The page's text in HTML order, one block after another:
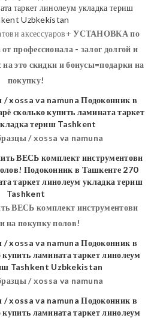
аксессуаров+УСТАНОВКАпо
профессионала - залог долгой и
это скидки и бонусы=подарки на
покупку!
/ xossa va namuna
ВЕСЬ комплект инструментови
на покупку полов!
/ xossa va namuna